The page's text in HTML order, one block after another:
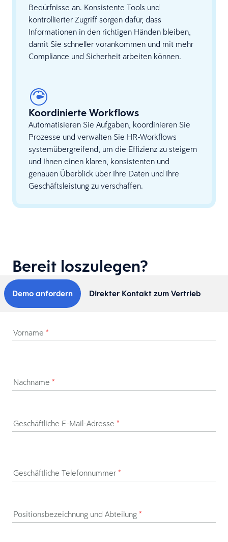
Bedürfnisse an. Konsistente Tools und
kontrollierter Zugriff sorgen dafür, dass
Informationen in den richtigen Händen bleiben,
damit Sie schneller vorankommen und mit mehr
Compliance und Sicherheit arbeiten können.
Koordinierte Workflows
Automatisieren Sie Aufgaben, koordinieren Sie
Prozesse und verwalten Sie HR-Workflows
systemübergreifend, um die Effizienz zu steigern
und Ihnen einen klaren, konsistenten und
genauen Überblick über Ihre Daten und Ihre
Geschäftsleistung zu verschaffen.
Bereit loszulegen?
Demo anfordern Direkter Kontakt zum Vertrieb
Vorname *
Nachname *
Geschäftliche E-Mail-Adresse *
Geschäftliche Telefonnummer *
Positionsbezeichnung und Abteilung *